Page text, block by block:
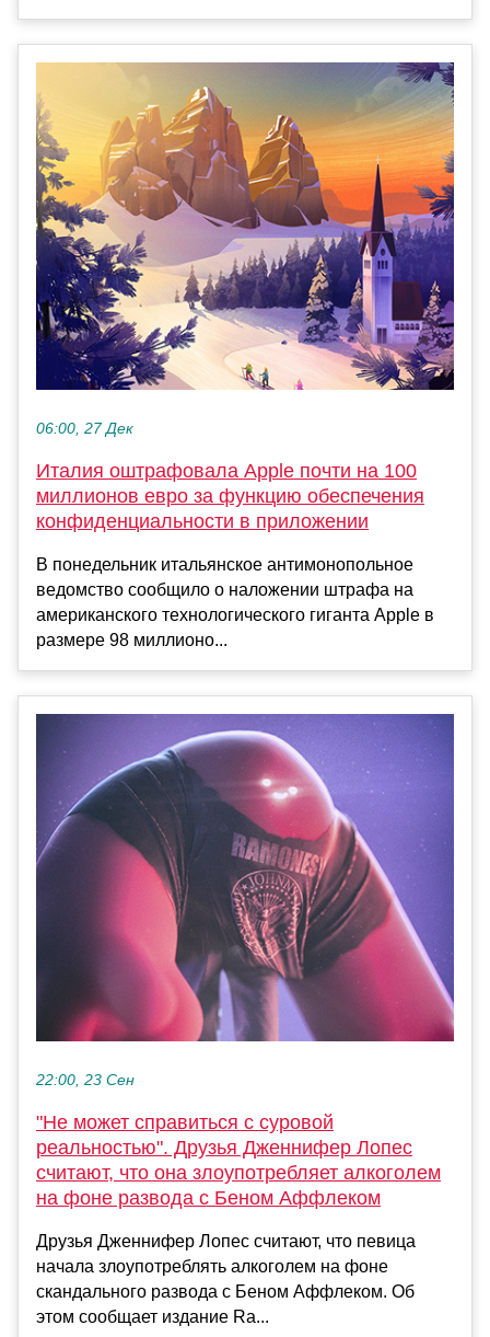
06:00, 27 Дек
Италия оштрафовала Apple почти на 100
миллионов евро за функцию обеспечения
конфиденциальности в приложении
В понедельник итальянское антимонопольное
ведомство сообщило о наложении штрафа на
американского технологического гиганта Apple в
размере 98 миллионо...
22:00, 23 Сен
"Не может справиться с суровой
реальностью". Друзья Дженнифер Лопес
считают, что она злоупотребляет алкоголем
на фоне развода с Беном Аффлеком
Друзья Дженнифер Лопес считают, что певица
начала злоупотреблять алкоголем на фоне
скандального развода с Беном Аффлеком. Об
этом сообщает издание Ra...